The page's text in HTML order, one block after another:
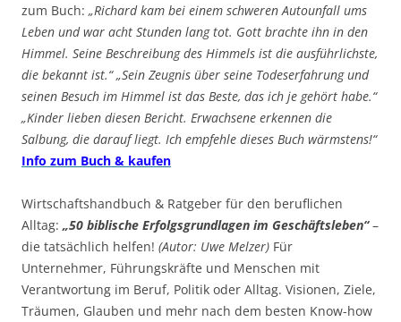
zum Buch: „Richard kam bei einem schweren Autounfall ums
Leben und war acht Stunden lang tot. Gott brachte ihn in den
Himmel. Seine Beschreibung des Himmels ist die ausführlichste,
die bekannt ist.“ „Sein Zeugnis über seine Todeserfahrung und
seinen Besuch im Himmel ist das Beste, das ich je gehört habe.“
„Kinder lieben diesen Bericht. Erwachsene erkennen die
Salbung, die darauf liegt. Ich empfehle dieses Buch wärmstens!“
Info zum Buch & kaufen
Wirtschaftshandbuch & Ratgeber für den beruflichen
Alltag: „50 biblische Erfolgsgrundlagen im Geschäftsleben“–
die tatsächlich helfen! (Autor: Uwe Melzer) Für
Unternehmer, Führungskräfte und Menschen mit
Verantwortung im Beruf, Politik oder Alltag. Visionen, Ziele,
Träumen, Glauben und mehr nach dem besten Know-how